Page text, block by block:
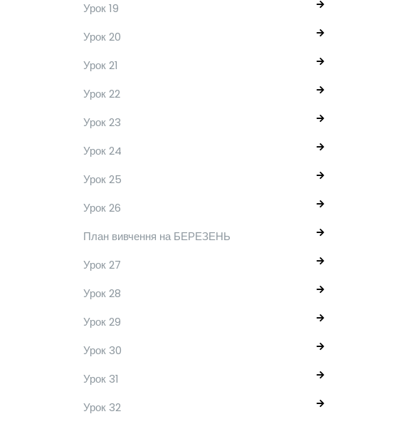
Урок 19
Урок 20
Урок 21
Урок 22
Урок 23
Урок 24
Урок 25
Урок 26
План вивчення на БЕРЕЗЕНЬ
Урок 27
Урок 28
Урок 29
Урок 30
Урок 31
Урок 32